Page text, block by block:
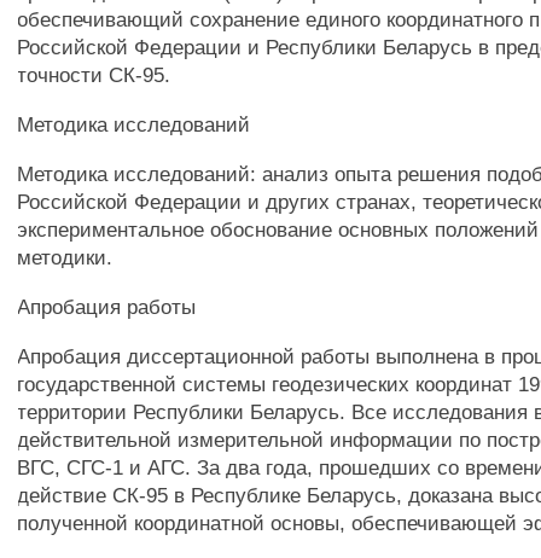
обеспечивающий сохранение единого координатного
Российской Федерации и Республики Беларусь в
точности СК-95.
Методика исследований
Методика исследований: анализ опыта решения
Российской Федерации и других странах,
экспериментальное обоснование основных
методики.
Апробация работы
Апробация диссертационной работы выполнена в
государственной системы геодезических координат
территории Республики Беларусь. Все исследования
действительной измерительной информации по
ВГС, СГС-1 и АГС. За два года, прошедших со
действие СК-95 в Республике Беларусь, доказана
полученной координатной основы, обеспечивающей